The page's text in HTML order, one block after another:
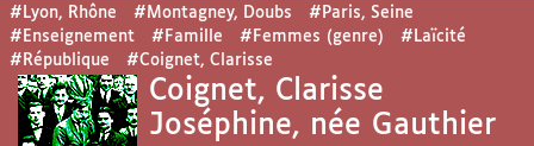
#Lyon, Rhône #Montagney, Doubs
#Paris, Seine
#Enseignement
#Famille #Femmes (genre)
#Laïcité
#République
#Coignet, Clarisse
Coignet, Clarisse
Joséphine, née Gauthier